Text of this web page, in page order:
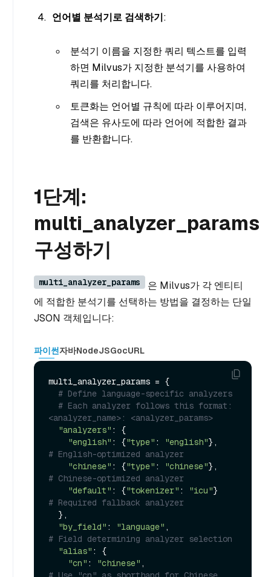
언어별 분석기로 검색하기:
분석기 이름을 지정한 쿼리 텍스트를 입력
하면 Milvus가 지정한 분석기를 사용하여
쿼리를 처리합니다.
토큰화는 언어별 규칙에 따라 이루어지며,
검색은 유사도에 따라 언어에 적합한 결과
를 반환합니다.
1단계:
multi_analyzer_params
구성하기
multi_analyzer_params
은 Milvus가 각 엔티티
에 적합한 분석기를 선택하는 방법을 결정하는 단일
JSON 객체입니다:
파이썬자바NodeJSGocURL
multi_analyzer_params = {
# Define language-specific analyzers
# Each analyzer follows this format:
<analyzer_name>: <analyzer_params>
"analyzers" : {
"english" : {"type" : "english"
# English-optimized analyzer
"chinese" : {"type" : "chinese"
# Chinese-optimized analyzer
"default" : {"tokenizer" : "icu"
# Required fallback analyzer
"by_field" : "language"
# Field determining analyzer selection
"alias" : {
"cn" : "chinese"